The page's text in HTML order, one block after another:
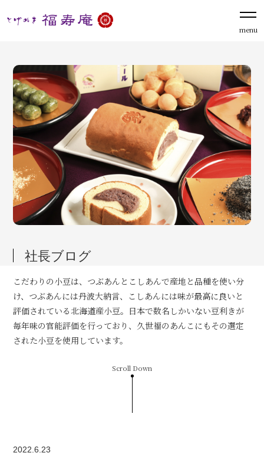
menu
社長ブログ
こだわりの小豆は、つぶあんとこしあんで産地と品種を使い分
け、つぶあんには丹波大納言、こしあんには味が最高に良いと
評価されている北海道産小豆。日本で数名しかいない豆利きが
毎年味の官能評価を行っており、久世福のあんこにもその選定
された小豆を使用しています。
Scroll Down
2022.6.23